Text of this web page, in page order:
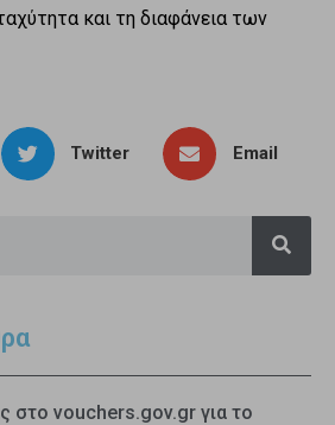
και τη διαφάνεια των
Twitter Email
στο vouchers.gov.gr για το